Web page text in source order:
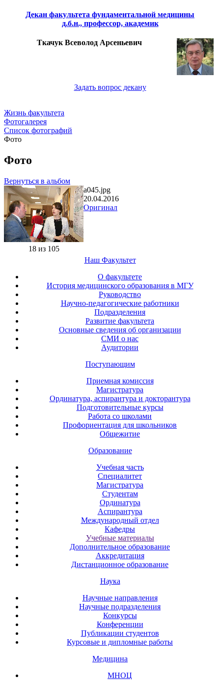
Декан факультета фундаментальной медицины
д.б.н., профессор, академик
Ткачук Всеволод Арсеньевич
Задать вопрос декану
Жизнь факультета
Фотогалерея
Список фотографий
Фото
Фото
Вернуться в альбом
18 из 105
a045.jpg
20.04.2016
Оригинал
Наш Факультет
О факультете
История медицинского образования в МГУ
Руководство
Научно-педагогические работники
Подразделения
Развитие факультета
Основные сведения об организации
СМИ о нас
Аудитории
Поступающим
Приемная комиссия
Магистратура
Ординатура, аспирантура и докторантура
Подготовительные курсы
Работа со школами
Профориентация для школьников
Общежитие
Образование
Учебная часть
Специалитет
Магистратура
Студентам
Ординатура
Аспирантура
Международный отдел
Кафедры
Учебные материалы
Дополнительное образование
Аккредитация
Дистанционное образование
Наука
Научные направления
Научные подразделения
Конкурсы
Конференции
Публикации студентов
Курсовые и дипломные работы
Медицина
МНОЦ